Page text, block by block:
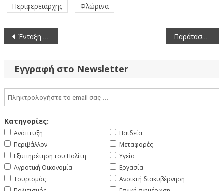
Περιφερειάρχης
Φλώρινα
Πλοήγηση
άρθρων
Ένταξη έξι σημαντικών έργων Πολιτισμού, συνολικού π/υ 5,2 εκ. ευρώ, στο Επιχειρησιακό Πρόγραμμα Περιφέρειας Δυτικής Μακεδονίας 2014-2020 Παράταση της προθεσμίας υποβολής αιτήσεων υποψηφιοτήτων για την πλήρωση της θέσης Προϊσταμένου του Τμήματος Ηλεκτρονικής Υποστήριξης της Διεύθυνσης Εθνικής Βάσης Δεδομένων Δημοσίων Συμβάσεων και Ηλεκτρονικής Υποστήριξης της Ενιαίας Ανεξάρτητης Αρχής Δημοσίων Συμβάσεων
Εγγραφή στο Newsletter
Κατηγορίες:
Ανάπτυξη
Περιβάλλον
Εξυπηρέτηση του Πολίτη
Αγροτική Οικονομία
Τουρισμός
Παιδεία
Μεταφορές
Υγεία
Εργασία
Ανοικτή διακυβέρνηση